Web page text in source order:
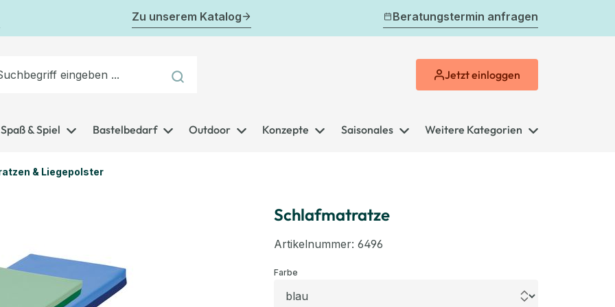
Zu unserem Katalog Beratungstermin anfragen
Jetzteinloggen
Spaß & Spiel Bastelbedarf Outdoor Konzepte Saisonales Weitere Kategorien
& Liegepolster
Schlafmatratze
Artikelnummer: 6496
Farbeauswählen